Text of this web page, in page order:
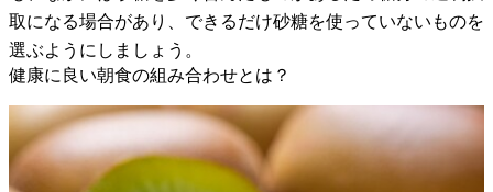
取になる場合があり、できるだけ砂糖を使っていないものを
選ぶようにしましょう。
健康に良い朝食の組み合わせとは？